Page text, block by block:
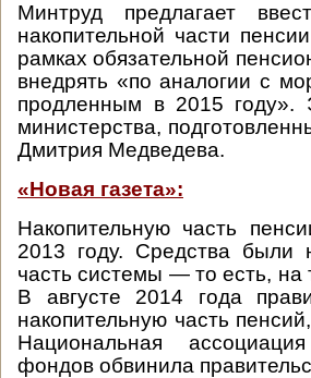
Минтруд предлагает
накопительной части
рамках обязательной
внедрять «по аналогии с
продленным в 2015 году».
министерства,
Дмитрия Медведева.
«Новая газета»:
Накопительную часть
2013 году. Средства были
часть системы — то есть,
В августе 2014 года
накопительную часть
Национальная
фондов обвинила